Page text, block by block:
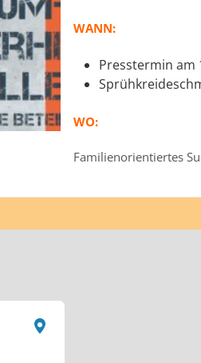
WANN:
Presstermin am
WO:
Familienorientiertes